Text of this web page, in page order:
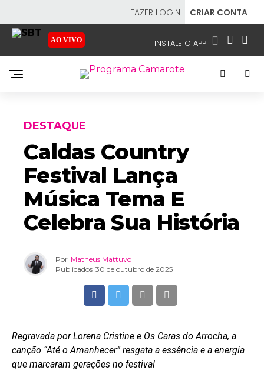
FAZER LOGIN CRIAR CONTA
AO VIVO INSTALE O APP
EMISSORAS
SBT- SISTEMA BRASILEIRO DE TELEVISÃO
DESTAQUE
Caldas Country
Festival Lança
Música Tema E
Celebra Sua História
Por Matheus Mattuvo
Publicados 30 de outubro de 2025
Regravada por Lorena Cristine e Os Caras do Arrocha, a
canção “Até o Amanhecer” resgata a essência e a energia
que marcaram gerações no festival